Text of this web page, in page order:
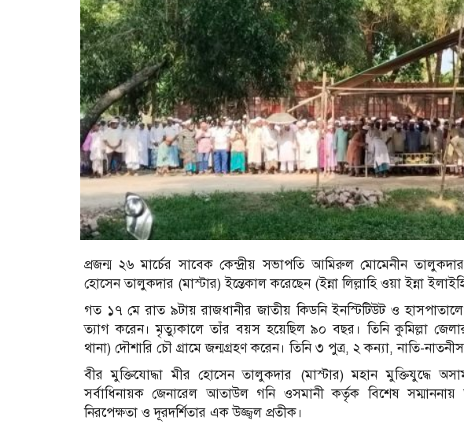
প্রজন্ম ২৬ মার্চের সাবেক কেন্দ্রীয় সভাপতি আমিরুল মোমেনীন
হোসেন তালুকদার (মাস্টার) ইন্তেকাল করেছেন (ইন্না লিল্লাহি ওয়া ইন্না
গত ১৭ মে রাত ৯টায় রাজধানীর জাতীয় কিডনি ইনস্টিটিউট ও হাসপাতালে
ত্যাগ করেন। মৃত্যুকালে তাঁর বয়স হয়েছিল ৯০ বছর। তিনি কুমিল্লা
থানা) দৌশারি চৌ গ্রামে জন্মগ্রহণ করেন। তিনি ৩ পুত্র, ২ কন্যা, নাতি-
বীর মুক্তিযোদ্ধা মীর হোসেন তালুকদার (মাস্টার) মহান মুক্তিযুদ্ধে
সর্বাধিনায়ক জেনারেল আতাউল গনি ওসমানী কর্তৃক বিশেষ সম্মাননায়
নিরপেক্ষতা ও দূরদর্শিতার এক উজ্জ্বল প্রতীক।